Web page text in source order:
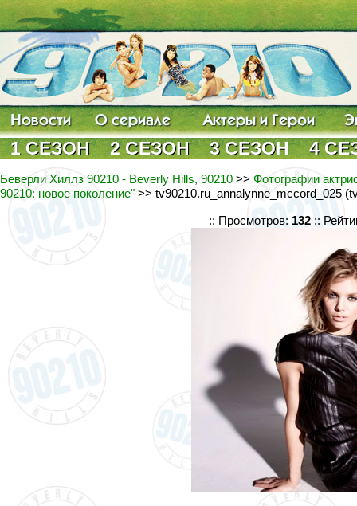
1 СЕЗОН 2 СЕЗОН 3 СЕЗОН 4
Беверли Хиллз 90210 - Beverly Hills, 90210 >> Фотографии
90210: новое поколение" >> tv90210.ru_annalynne_mccord_025
:: Просмотров: 132 ::